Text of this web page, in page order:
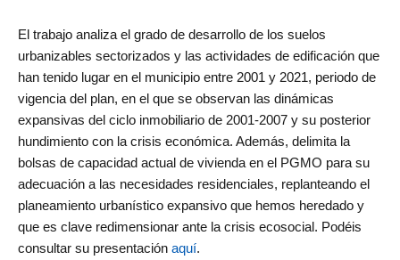
El trabajo analiza el grado de desarrollo de los suelos
urbanizables sectorizados y las actividades de edificación que
han tenido lugar en el municipio entre 2001 y 2021, periodo de
vigencia del plan, en el que se observan las dinámicas
expansivas del ciclo inmobiliario de 2001-2007 y su posterior
hundimiento con la crisis económica. Además, delimita la
bolsas de capacidad actual de vivienda en el PGMO para su
adecuación a las necesidades residenciales, replanteando el
planeamiento urbanístico expansivo que hemos heredado y
que es clave redimensionar ante la crisis ecosocial. Podéis
consultar su presentación aquí.